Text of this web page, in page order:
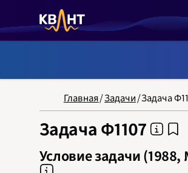
Главная/Задачи/Задача
Задача Ф1107
Условие задачи